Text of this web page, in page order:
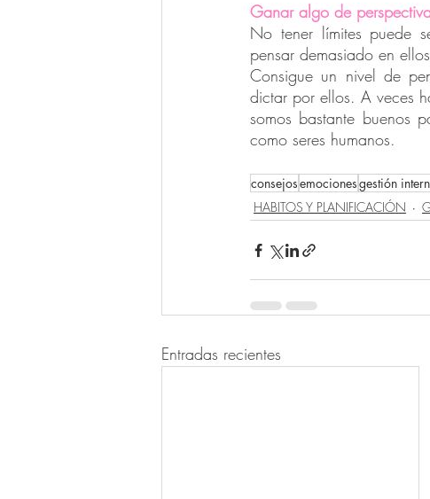
Ganar algo de
No tener límites puede
pensar demasiado en
Consigue un nivel de
dictar por ellos. A veces
somos bastante buenos
como seres humanos.
consejosemocionesgestión
HABITOS Y PLANIFICACIÓN
Entradas recientes